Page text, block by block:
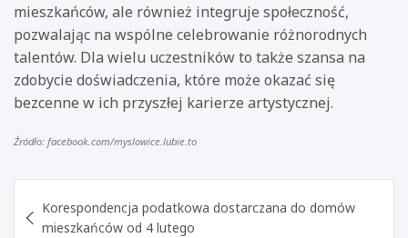
mieszkańców, ale również integruje społeczność,
pozwalając na wspólne celebrowanie różnorodnych
talentów. Dla wielu uczestników to także szansa na
zdobycie doświadczenia, które może okazać się
bezcenne w ich przyszłej karierze artystycznej.
Źródło: facebook.com/myslowice.lubie.to
wpisu
Korespondencja podatkowa dostarczana do domów
mieszkańców od 4 lutego